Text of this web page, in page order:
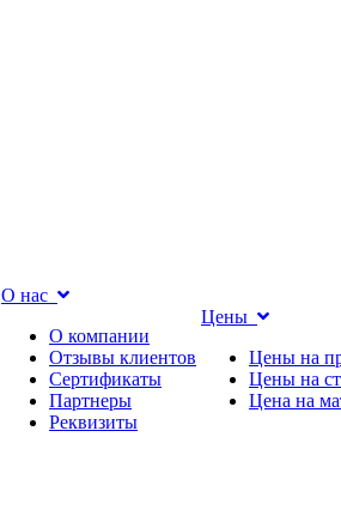
О нас
О компании
Отзывы клиентов
Сертификаты
Партнеры
Реквизиты
Цены
Цены на
Цены на
Цена на